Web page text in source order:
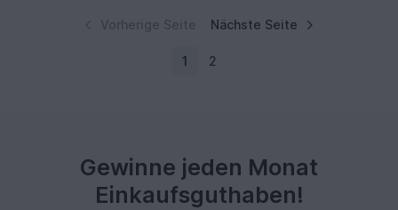
Vorherige Seite Nächste Seite
1 2
Gewinne jeden Monat
Einkaufsguthaben!